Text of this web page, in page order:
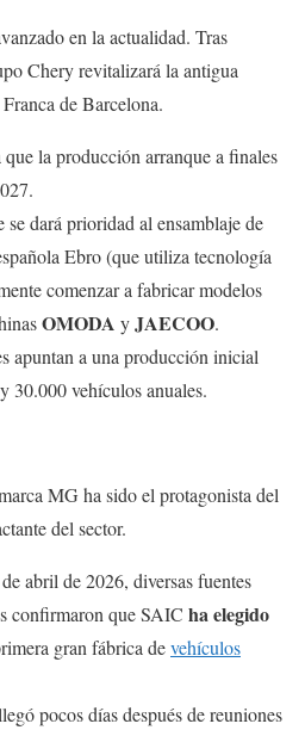
en la actualidad. Tras
Chery revitalizará la antigua
de Barcelona.
que la producción arranque a finales
se dará prioridad al ensamblaje de
Ebro (que utiliza tecnología
comenzar a fabricar modelos
OMODA yJAECOO.
apuntan a una producción inicial
30.000 vehículos anuales.
MG ha sido el protagonista del
del sector.
abril de 2026, diversas fuentes
confirmaron que SAIC ha elegido
gran fábrica devehículos
pocos días después de reuniones